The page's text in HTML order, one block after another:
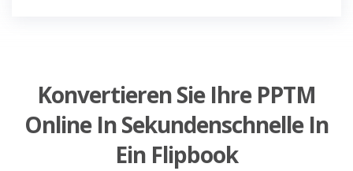
Konvertieren Sie Ihre PPTM
Online In Sekundenschnelle In
Ein Flipbook